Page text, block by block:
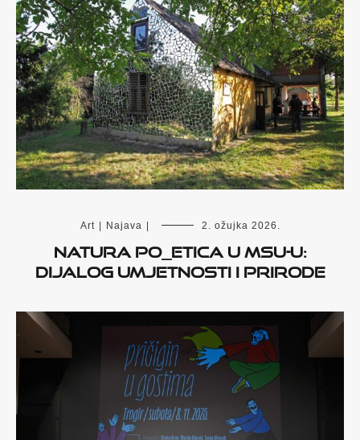
Art Najava 2. ožujka 2026.
Natura po_etica u MSU-u:
Dijalog umjetnosti i prirode